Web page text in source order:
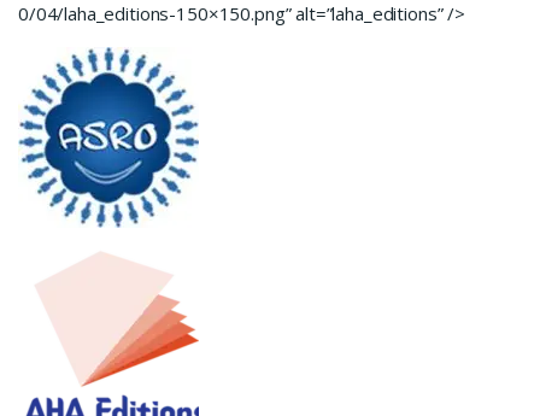
0/04/laha_editions-150×150.png” alt=”laha_editions” />